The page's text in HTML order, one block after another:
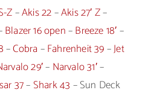
Z–Akis 22–Akis 27′ Z–
Blazer 16 open–Breeze 18′–
–Cobra –Fahrenheit 39–Jet
29′– Narvalo 31′–
37–Shark 43 – Sun Deck